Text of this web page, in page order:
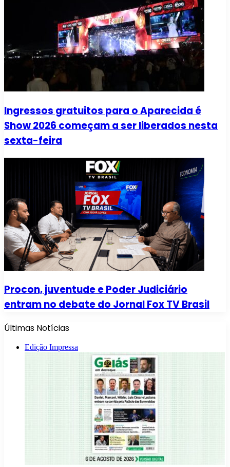
Ingressos gratuitos para o Aparecida é
Show 2026 começam a ser liberados nesta
sexta-feira
Procon, juventude e Poder Judiciário
entram no debate do Jornal Fox TV Brasil
Últimas Notícias
Edição Impressa